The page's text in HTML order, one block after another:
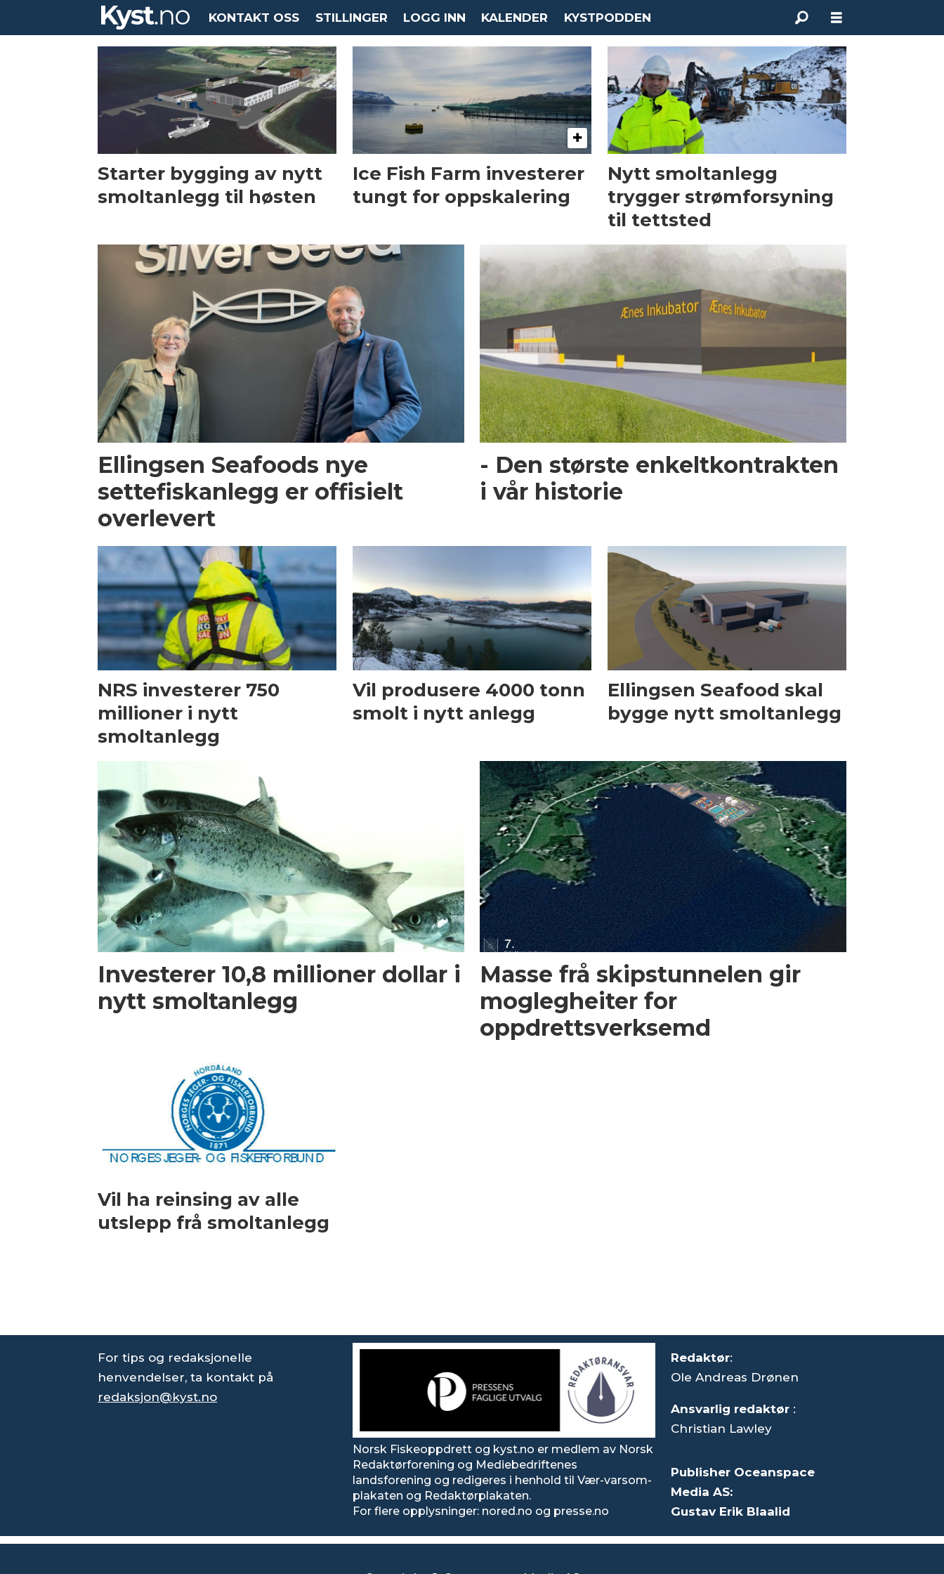
KONTAKT OSS STILLINGER LOGG INN KALENDER KYSTPODDEN
smoltanlegg
Starter bygging av nytt
smoltanlegg til høsten
Ice Fish Farm investerer
tungt for oppskalering
Nytt smoltanlegg
trygger strømforsyning
til tettsted
Ellingsen Seafoods nye
settefiskanlegg er offisielt
overlevert
- Den største enkeltkontrakten
i vår historie
NRS investerer 750
millioner i nytt
smoltanlegg
Vil produsere 4000 tonn
smolt i nytt anlegg
Ellingsen Seafood skal
bygge nytt smoltanlegg
Investerer 10,8 millioner dollar i
nytt smoltanlegg
Masse frå skipstunnelen gir
moglegheiter for
oppdrettsverksemd
Vil ha reinsing av alle
utslepp frå smoltanlegg
For tips og redaksjonelle
henvendelser, ta kontakt på
redaksjon@kyst.no
Norsk Fiskeoppdrett og kyst.no er medlem av Norsk
Redaktørforening og Mediebedriftenes
landsforening og redigeres i henhold til Vær-varsom-
plakaten og Redaktørplakaten.
For flere opplysninger: nored.no og presse.no
Redaktør:
Ole Andreas Drønen
Ansvarlig redaktør :
Christian Lawley
Publisher Oceanspace
Media AS:
Gustav Erik Blaalid